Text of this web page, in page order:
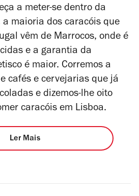
a meter-se dentro da
maioria dos caracóis que
vêm de Marrocos, onde é
e a garantia da
é maior. Corremos a
cafés e cervejarias que já
e dizemos-lhe oito
caracóis em Lisboa.
Ler Mais